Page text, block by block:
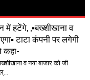
हटेंगे, ,▪️बख्शीखाना व
टाटा कंपनी पर लगेगी
कहा-
व नया बाजार को जी